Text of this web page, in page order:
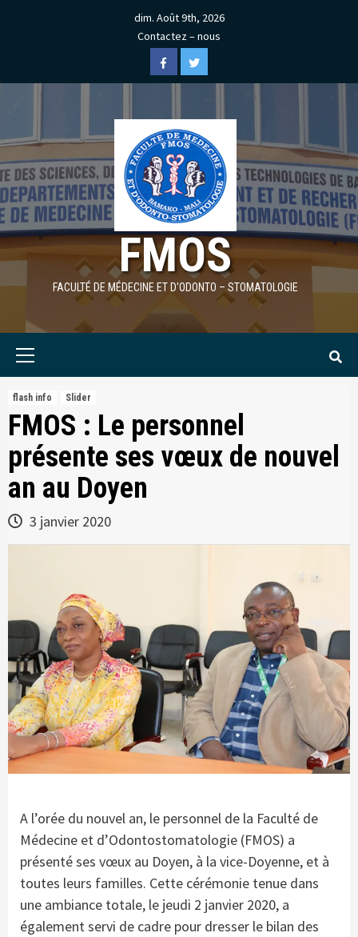
dim. Août 9th, 2026
Contactez – nous
FacebookTwitter
FMOS
FACULTÉ DE MÉDECINE ET D'ODONTO – STOMATOLOGIE
flash info Slider
FMOS : Le personnel
présente ses vœux de nouvel
an au Doyen
3 janvier 2020
A l’orée du nouvel an, le personnel de la Faculté de
Médecine et d’Odontostomatologie (FMOS) a
présenté ses vœux au Doyen, à la vice-Doyenne, et à
toutes leurs familles. Cette cérémonie tenue dans
une ambiance totale, le jeudi 2 janvier 2020, a
également servi de cadre pour dresser le bilan des